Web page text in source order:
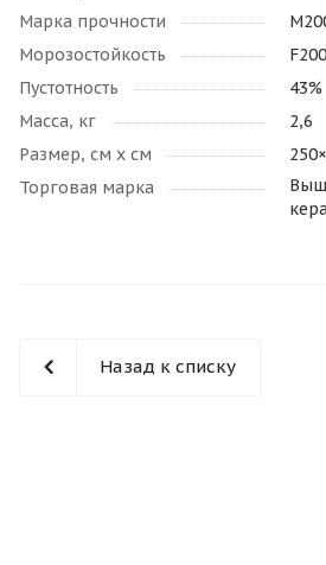
Марка прочности
Морозостойкость
F200
Пустотность
43%
Масса, кг
2,6
Размер, см х см
Торговая марка
Назад к списку